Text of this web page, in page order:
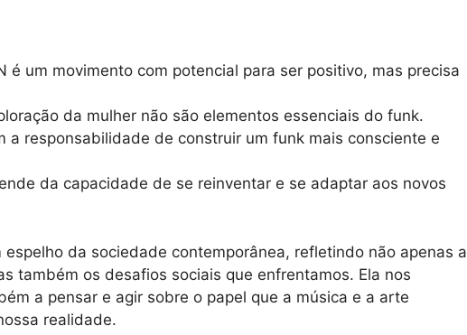
é um movimento com potencial para ser positivo, mas precisa
da mulher não são elementos essenciais do funk.
a responsabilidade de construir um funk mais consciente e
da capacidade de se reinventar e se adaptar aos novos
espelho da sociedade contemporânea, refletindo não apenas a
também os desafios sociais que enfrentamos. Ela nos
a pensar e agir sobre o papel que a música e a arte
realidade.